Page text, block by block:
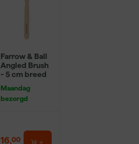
Farrow & Ball
Angled Brush
- 5 cm breed
Maandag
bezorgd
16,00